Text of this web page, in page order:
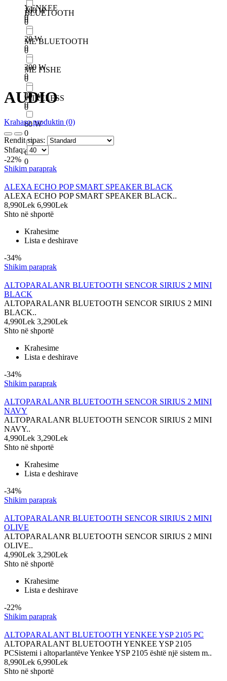
YENKEE
0
160 W
0
20 W
0
300 W
0
40 W
0
60 W
0
635 W
0
BLUETOOTH
0
ME BLUETOOTH
0
ME FISHE
0
WIRELESS
0
AUDIO
Krahaso produktin (0)
Rendit sipas:
Shfaq:
-22%
Shikim paraprak
ALEXA ECHO POP SMART SPEAKER BLACK
ALEXA ECHO POP SMART SPEAKER BLACK..
8,990Lek 6,990Lek
Shto në shportë
Krahesime
Lista e deshirave
-34%
Shikim paraprak
ALTOPARALANR BLUETOOTH SENCOR SIRIUS 2 MINI
BLACK
ALTOPARALANR BLUETOOTH SENCOR SIRIUS 2 MINI
BLACK..
4,990Lek 3,290Lek
Shto në shportë
Krahesime
Lista e deshirave
-34%
Shikim paraprak
ALTOPARALANR BLUETOOTH SENCOR SIRIUS 2 MINI
NAVY
ALTOPARALANR BLUETOOTH SENCOR SIRIUS 2 MINI
NAVY..
4,990Lek 3,290Lek
Shto në shportë
Krahesime
Lista e deshirave
-34%
Shikim paraprak
ALTOPARALANR BLUETOOTH SENCOR SIRIUS 2 MINI
OLIVE
ALTOPARALANR BLUETOOTH SENCOR SIRIUS 2 MINI
OLIVE..
4,990Lek 3,290Lek
Shto në shportë
Krahesime
Lista e deshirave
-22%
Shikim paraprak
ALTOPARALANT BLUETOOTH YENKEE YSP 2105 PC
ALTOPARALANT BLUETOOTH YENKEE YSP 2105
PCSistemi i altoparlantëve Yenkee YSP 2105 është një sistem m..
8,990Lek 6,990Lek
Shto në shportë